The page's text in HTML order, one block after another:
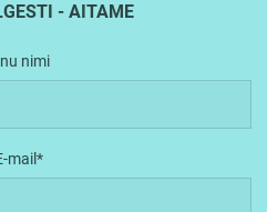
- AITAME
nimi
mail